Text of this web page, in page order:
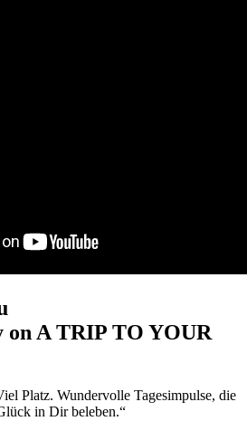
on A TRIP TO YOUR
Platz. Wundervolle Tagesimpulse, die
in Dir beleben.“